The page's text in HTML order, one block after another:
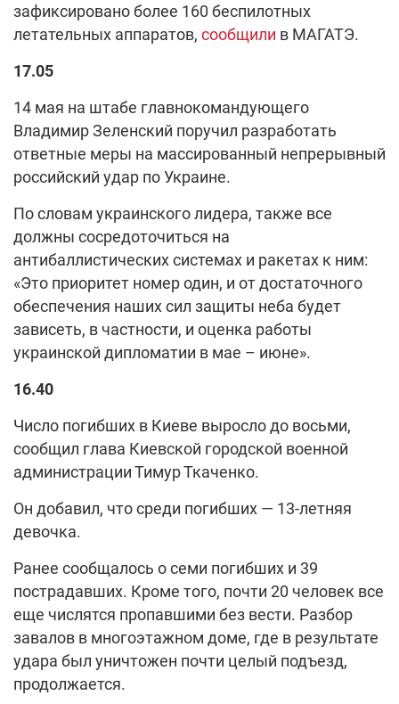
зафиксировано более 160 беспилотных
летательных аппаратов, сообщили в МАГАТЭ.
17.05
14 мая на штабе главнокомандующего
Владимир Зеленский поручил разработать
ответные меры на массированный непрерывный
российский удар по Украине.
По словам украинского лидера, также все
должны сосредоточиться на
антибаллистических системах и ракетах к ним:
«Это приоритет номер один, и от достаточного
обеспечения наших сил защиты неба будет
зависеть, в частности, и оценка работы
украинской дипломатии в мае – июне».
16.40
Число погибших в Киеве выросло до восьми,
сообщил глава Киевской городской военной
администрации Тимур Ткаченко.
Он добавил, что среди погибших — 13-летняя
девочка.
Ранее сообщалось о семи погибших и 39
пострадавших. Кроме того, почти 20 человек все
еще числятся пропавшими без вести. Разбор
завалов в многоэтажном доме, где в результате
удара был уничтожен почти целый подъезд,
продолжается.